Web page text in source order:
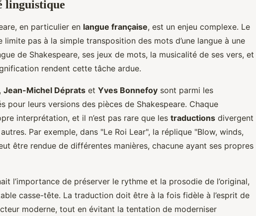
linguistique
en particulier en langue française, est un enjeu complexe. Le
limite pas à la simple transposition des mots d’une langue à une
de Shakespeare, ses jeux de mots, la musicalité de ses vers, et
rendent cette tâche ardue.
, Jean-Michel Déprats et Yves Bonnefoy sont parmi les
pour leurs versions des pièces de Shakespeare. Chaque
interprétation, et il n’est pas rare que les traductions divergent
Par exemple, dans "Le Roi Lear", la réplique "Blow, winds,
être rendue de différentes manières, chacune ayant ses propres
l’importance de préserver le rythme et la prosodie de l’original,
casse-tête. La traduction doit être à la fois fidèle à l’esprit de
moderne, tout en évitant la tentation de moderniser